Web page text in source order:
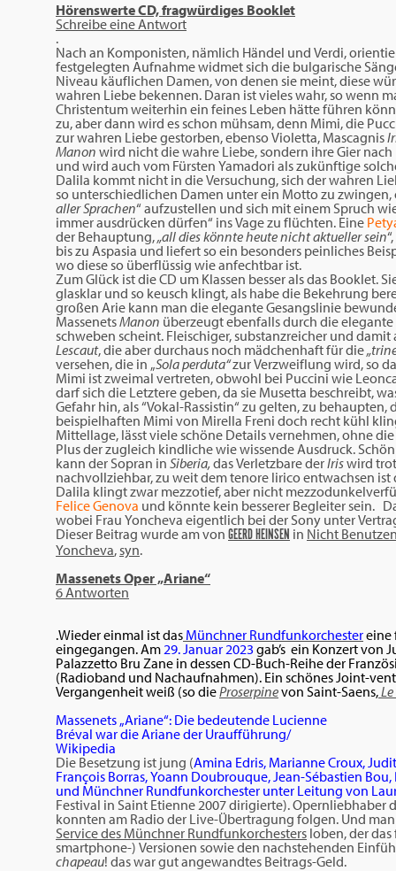
Hörenswerte CD, fragwürdiges Booklet
Schreibe eine Antwort
.
Nach an Komponisten, nämlich Händel und Verdi,
festgelegten Aufnahme widmet sich die bulgarische
Niveau käuflichen Damen, von denen sie meint, diese
wahren Liebe bekennen. Daran ist vieles wahr, so wenn
Christentum weiterhin ein feines Leben hätte führen
zu, aber dann wird es schon mühsam, denn Mimi, die
zur wahren Liebe gestorben, ebenso Violetta, Mascagnis
Manon wird nicht die wahre Liebe, sondern ihre Gier
und wird auch vom Fürsten Yamadori als zukünftige
Dalila kommt nicht in die Versuchung, sich der wahren
so unterschiedlichen Damen unter ein Motto zu
aller Sprachen“ aufzustellen und sich mit einem Spruch
immer ausdrücken dürfen“ ins Vage zu flüchten. Eine
der Behauptung,„all dies könnte heutenicht aktuellersein
bis zu Aspasia und liefert so ein besonders peinliches
wo diese so überflüssig wie anfechtbar ist.
Zum Glück ist die CD um Klassen besser als das Booklet.
glasklar und so keusch klingt, als habe die Bekehrung
großen Arie kann man die elegante Gesangslinie
MassenetsManon überzeugt ebenfalls durch die
schweben scheint. Fleischiger, substanzreicher und
Lescaut, die aber durchaus noch mädchenhaft für die
versehen, die in „Sola perduta“zur Verzweiflung wird, so
Mimi ist zweimal vertreten, obwohl bei Puccini wie
darf sich die Letztere geben, da sie Musetta beschreibt,
Gefahr hin, als “Vokal-Rassistin“ zu gelten, zu
beispielhaften Mimi von Mirella Freni doch recht kühl
Mittellage, lässt viele schöne Details vernehmen, ohne
Plus der zugleich kindliche wie wissende Ausdruck.
kann der Sopran in Siberia,das Verletzbare derIriswird
nachvollziehbar, zu weit dem tenore lirico entwachsen ist
Dalila klingt zwar mezzotief, aber nicht
Felice Genova und könnte kein besserer Begleiter sein.
wobei Frau Yoncheva eigentlich bei der Sony unter
Dieser Beitrag wurde amvon GEERD HEINSEN in Nicht
Yoncheva,syn.
Massenets Oper „Ariane“
6 Antworten
.Wieder einmal ist das Münchner Rundfunkorchestereine
eingegangen. Am29. Januar 2023 gab’s ein Konzert von
Palazzetto Bru Zane in dessen CD-Buch-Reihe der
(Radioband und Nachaufnahmen). Ein schönes Joint-
Vergangenheit weiß (so dieProserpinevon Saint-Saens,
Massenets „Ariane“: Die bedeutende Lucienne
Bréval war die Ariane der Uraufführung/
Wikipedia
Die Besetzung ist jung (Amina Edris, Marianne Croux,
François Borras, Yoann Doubrouque, Jean-Sébastien
und Münchner Rundfunkorchester unter Leitung von
Festival in Saint Etienne 2007 dirigierte). Opernliebhaber
konnten am Radio der Live-Übertragung folgen. Und
Service des Münchner Rundfunkorchesters loben, der
smartphone-) Versionen sowie den nachstehenden
chapeau! das war gut angewandtes Beitrags-Geld.